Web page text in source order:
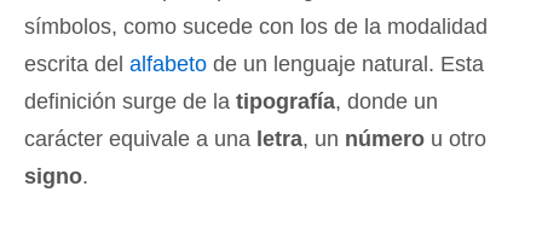
símbolos, como sucede con los de la modalidad
escrita del alfabeto de un lenguaje natural. Esta
definición surge de la tipografía, donde un
carácter equivale a una letra, un número u otro
signo.